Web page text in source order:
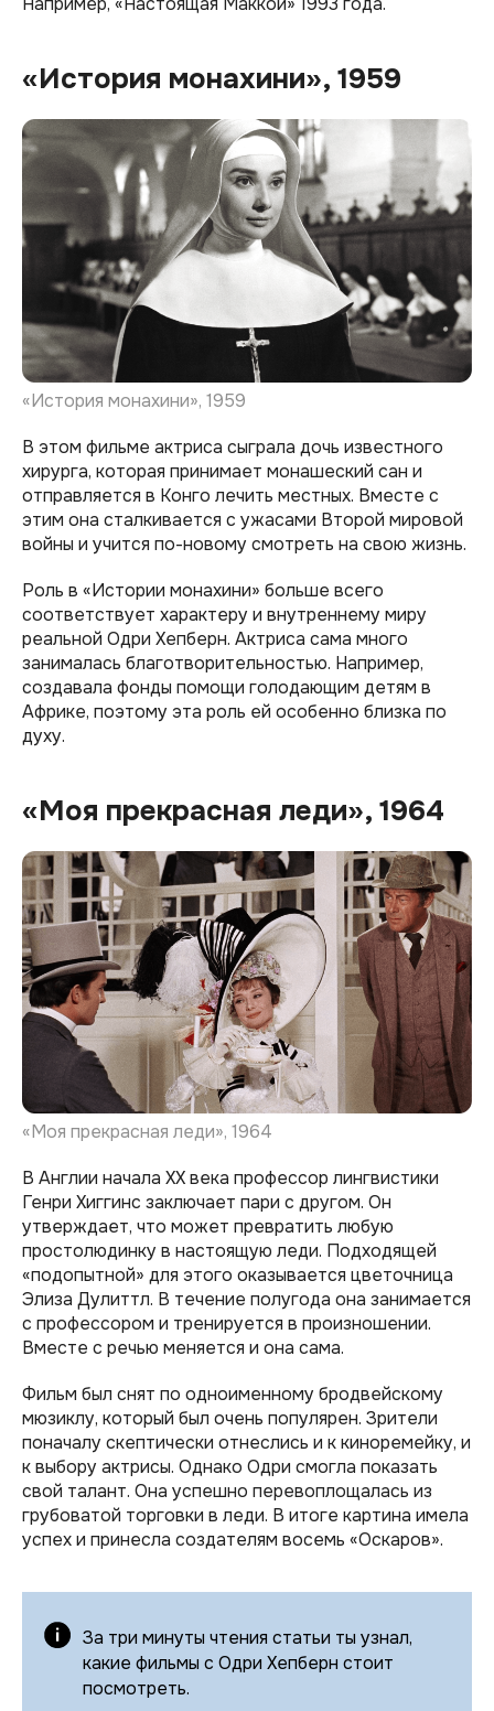
«История монахини», 1959
«История монахини», 1959
В этом фильме актриса сыграла дочь известного
хирурга, которая принимает монашеский сан и
отправляется в Конго лечить местных. Вместе с
этим она сталкивается с ужасами Второй мировой
войны и учится по-новому смотреть на свою жизнь.
Роль в «Истории монахини» больше всего
соответствует характеру и внутреннему миру
реальной Одри Хепберн. Актриса сама много
занималась благотворительностью. Например,
создавала фонды помощи голодающим детям в
Африке, поэтому эта роль ей особенно близка по
духу.
«Моя прекрасная леди», 1964
«Моя прекрасная леди», 1964
В Англии начала XX века профессор лингвистики
Генри Хиггинс заключает пари с другом. Он
утверждает, что может превратить любую
простолюдинку в настоящую леди. Подходящей
«подопытной» для этого оказывается цветочница
Элиза Дулиттл. В течение полугода она занимается
с профессором и тренируется в произношении.
Вместе с речью меняется и она сама.
Фильм был снят по одноименному бродвейскому
мюзиклу, который был очень популярен. Зрители
поначалу скептически отнеслись и к киноремейку, и
к выбору актрисы. Однако Одри смогла показать
свой талант. Она успешно перевоплощалась из
грубоватой торговки в леди. В итоге картина имела
успех и принесла создателям восемь «Оскаров».
За три минуты чтения статьи ты узнал,
какие фильмы с Одри Хепберн стоит
посмотреть.